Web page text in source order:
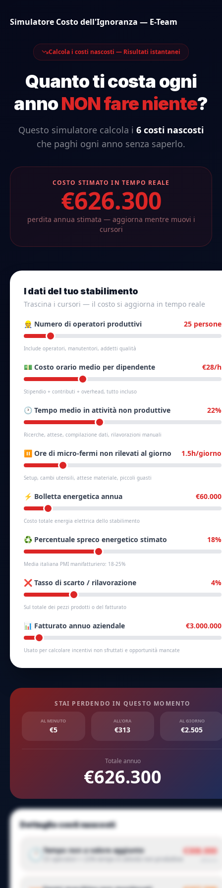
Simulatore Costo dell'Ignoranza — E-Team
Calcola i costi nascosti — Risultati istantanei
Quanto ti costa ogni
annoNON fare niente?
Questo simulatore calcola i 6 costi nascosti
che paghi ogni anno senza saperlo.
COSTO STIMATO IN TEMPO REALE
€626.300
perdita annua stimata — aggiorna mentre muovi i
cursori
I dati del tuo stabilimento
Trascina i cursori — il costo si aggiorna in tempo reale
👷 Numero di operatori produttivi 25 persone
Include operatori, manutentori, addetti qualità
💵 Costo orario medio per dipendente €28/h
Stipendio + contributi + overhead, tutto incluso
🕐 Tempo medio in attività non produttive 22%
Ricerche, attese, compilazione dati, rilavorazioni manuali
⏸️ Ore di micro-fermi non rilevati al giorno 1.5h/giorno
Setup, cambi utensili, attese materiale, piccoli guasti
⚡ Bolletta energetica annua €60.000
Costo totale energia elettrica dello stabilimento
♻️ Percentuale spreco energetico stimato 18%
Media italiana PMI manifatturiero: 18-25%
❌ Tasso di scarto / rilavorazione 4%
Sul totale dei pezzi prodotti o del fatturato
📊 Fatturato annuo aziendale €3.000.000
Usato per calcolare incentivi non sfruttati e opportunità mancate
STAI PERDENDO IN QUESTO MOMENTO
AL MINUTO
€5
ALL'ORA
€313
AL GIORNO
€2.505
Totale annuo
€626.300
Dettaglio costi nascosti
Tempo non a valore aggiunto €308.000